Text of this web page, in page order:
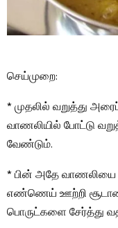
செய்முறை:
* முதலில் வறுத்து
வாணலியில் போட்டு
வேண்டும்.
* பின் அதே வாணலியை
எண்ணெய் ஊற்றி
பொருட்களை சேர்த்து